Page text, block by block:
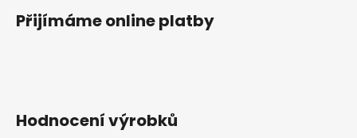
Přijímáme online platby
Hodnocení výrobků